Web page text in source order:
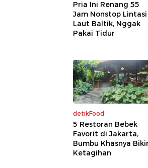
Pria Ini Renang 55
Jam Nonstop Lintasi
Laut Baltik, Nggak
Pakai Tidur
detikFood
5 Restoran Bebek
Favorit di Jakarta,
Bumbu Khasnya
Ketagihan